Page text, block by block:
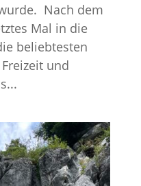
Nach dem
Mal in die
beliebtesten
und